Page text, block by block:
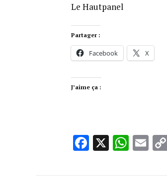
Le Hautpanel
Partager :
Facebook X
J’aime ça :
Facebook
X